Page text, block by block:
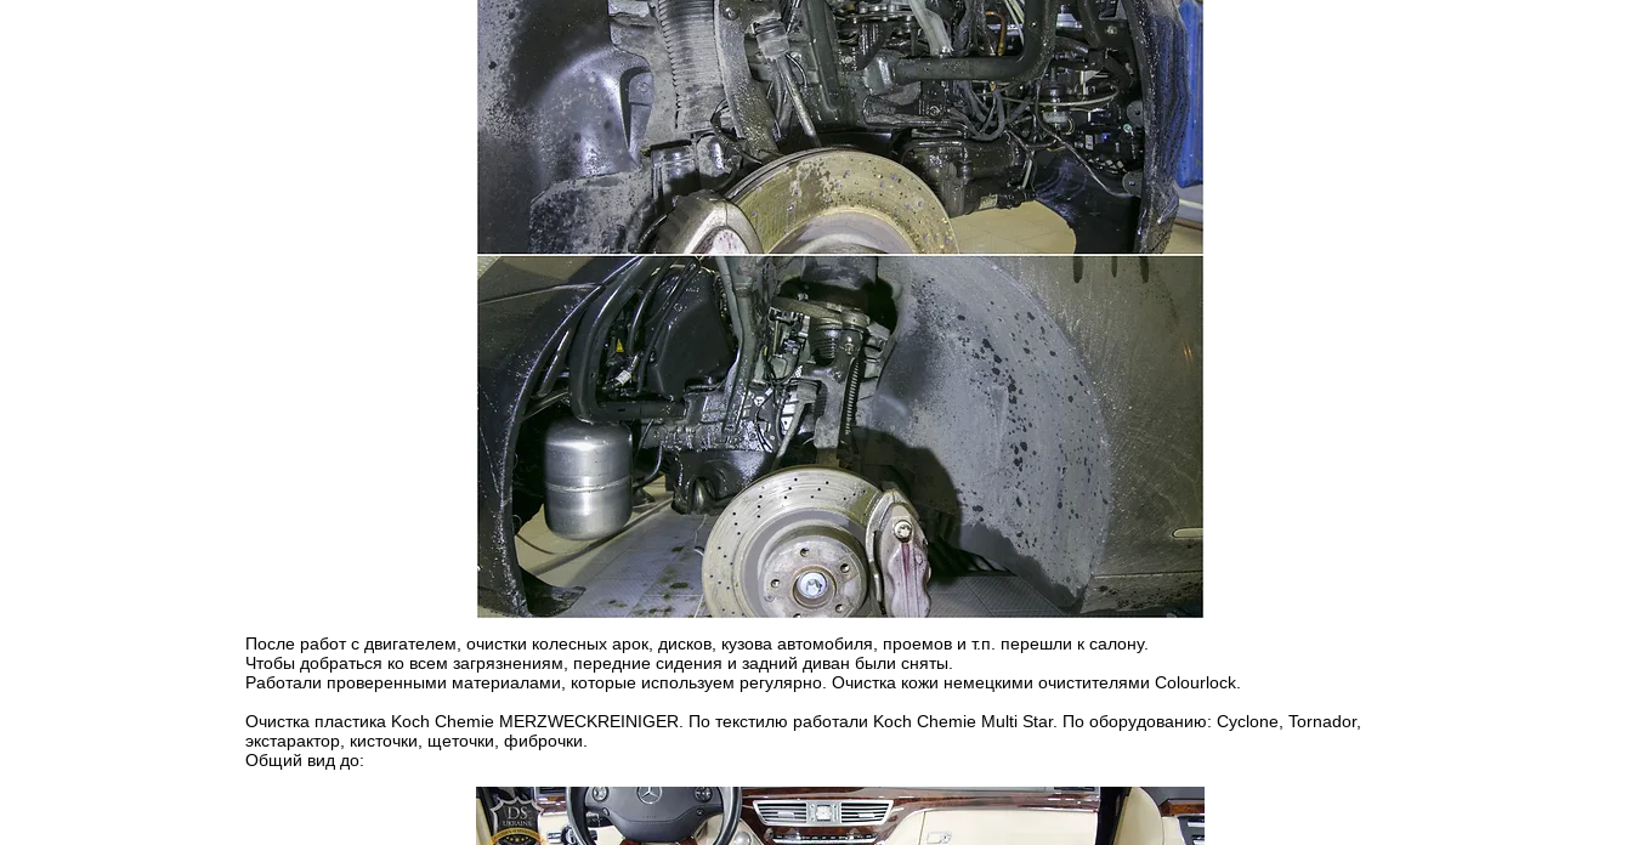
После работ с двигателем, очистки колесных арок, дисков, кузова автомобиля, проемов и т.п. перешли к салону.
Чтобы добраться ко всем загрязнениям, передние сидения и задний диван были сняты.
Работали проверенными материалами, которые используем регулярно. Очистка кожи немецкими очистителями Colourlock.
Очистка пластика Koch Chemie MERZWECKREINIGER. По текстилю работали Koch Chemie Multi Star. По оборудованию: Cyclone, Tornador,
экстарактор, кисточки, щеточки, фиброчки.
Общий вид до: